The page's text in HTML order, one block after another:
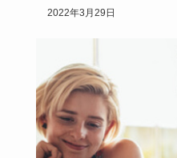
ロでのお買い…
2022年3月29日